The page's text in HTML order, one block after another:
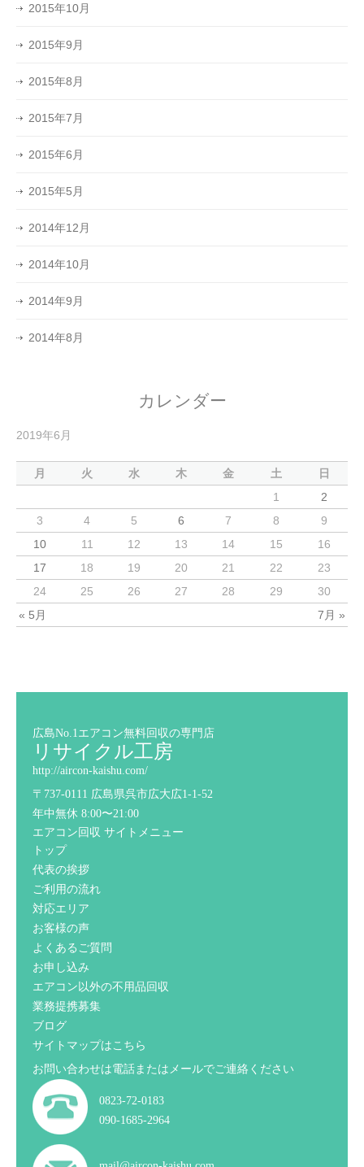
2015年10月
2015年9月
2015年8月
2015年7月
2015年6月
2015年5月
2014年12月
2014年10月
2014年9月
2014年8月
カレンダー
2019年6月
月 火 水 木 金 土 日
« 5月 7月 »
1
2
3
4 5 6 7 8
9
10
11 12 13 14 15
16
17
18 19 20 21 22
23
24
25 26 27 28 29 30
広島No.1エアコン無料回収の専門店
リサイクル工房
http://aircon-kaishu.com/
〒737-0111 広島県呉市広大広1-1-52
年中無休 8:00〜21:00
エアコン回収 サイトメニュー
トップ
代表の挨拶
ご利用の流れ
対応エリア
お客様の声
よくあるご質問
お申し込み
エアコン以外の不用品回収
業務提携募集
ブログ
サイトマップはこちら
お問い合わせは電話またはメールでご連絡ください
0823-72-0183
090-1685-2964